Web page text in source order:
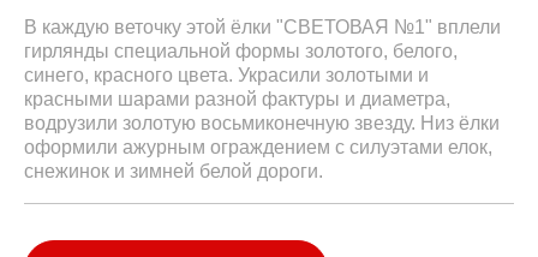
В каждую веточку этой ёлки "СВЕТОВАЯ №1" вплели
гирлянды специальной формы золотого, белого,
синего, красного цвета. Украсили золотыми и
красными шарами разной фактуры и диаметра,
водрузили золотую восьмиконечную звезду. Низ ёлки
оформили ажурным ограждением с силуэтами елок,
снежинок и зимней белой дороги.